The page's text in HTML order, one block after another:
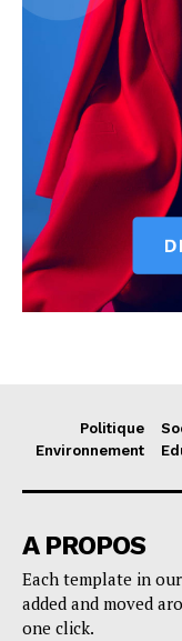
Politique
Environnement
A PROPOS
Each template in
added and moved
one click.